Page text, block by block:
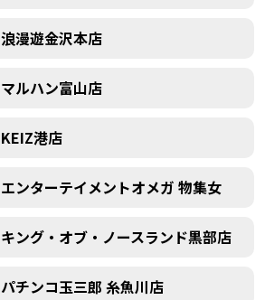
浪漫遊金沢本店
マルハン富山店
KEIZ港店
エンターテイメントオメガ 物集女
キング・オブ・ノースランド黒部店
パチンコ玉三郎 糸魚川店